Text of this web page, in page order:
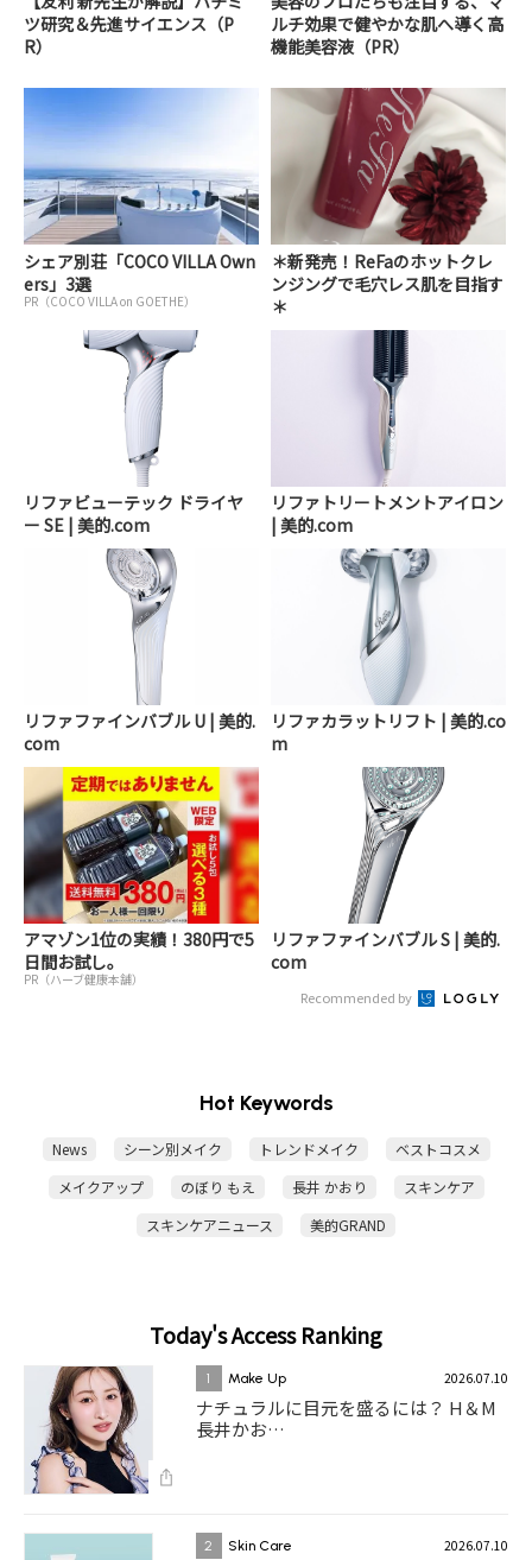
ツ研究＆先進サイエンス（P
R）
ルチ効果で健やかな肌へ導く高
機能美容液（PR）
シェア別荘「COCO VILLA Own
ers」3選
PR（COCO VILLA on GOETHE）
＊新発売！ReFaのホットクレ
ンジングで毛穴レス肌を目指す
＊
リファビューテック ドライヤ
ー SE | 美的.com
リファトリートメントアイロン
| 美的.com
リファファインバブル U | 美的.
com
リファカラットリフト | 美的.co
m
アマゾン1位の実績！380円で5
日間お試し。
PR（ハーブ健康本舗）
リファファインバブル S | 美的.
com
Recommended by
Hot Keywords
News シーン別メイク トレンドメイク
ベストコスメ
メイクアップ
のぼり もえ 長井 かおり
スキンケア
スキンケアニュース
美的GRAND
Today's Access Ranking
1 Make Up 2026.07.10
ナチュラルに目元を盛るには？ H＆M
長井かお…
2 Skin Care 2026.07.10